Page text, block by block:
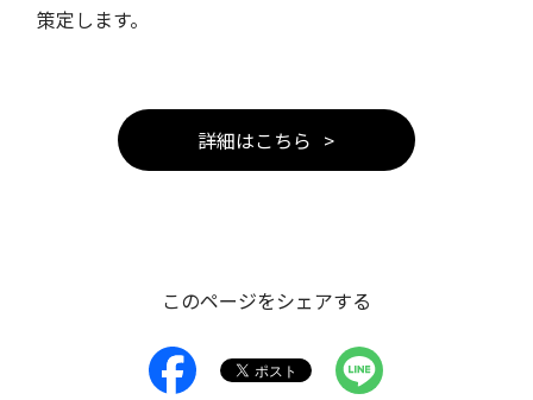
策定します。
詳細はこちら
このページをシェアする